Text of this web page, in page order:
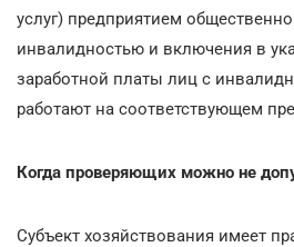
услуг) предприятием
инвалидностью и включения в
заработной платы лиц с
работают на соответствующем
Когда проверяющих можно не
Субъект хозяйствования имеет